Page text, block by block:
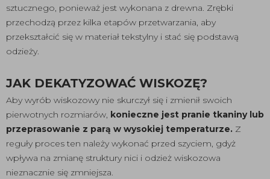
sztucznego, ponieważ jest wykonana z drewna. Zrębki
przechodzą przez kilka etapów przetwarzania, aby
przekształcić się w materiał tekstylny i stać się podstawą
odzieży.
JAK DEKATYZOWAĆ WISKOZĘ?
Aby wyrób wiskozowy nie skurczył się i zmienił swoich
pierwotnych rozmiarów, konieczne jest pranie tkaniny lub
przeprasowanie z parą w wysokiej temperaturze. Z
reguły proces ten należy wykonać przed szyciem, gdyż
wpływa na zmianę struktury nici i odzież wiskozowa
nieznacznie się zmniejsza.